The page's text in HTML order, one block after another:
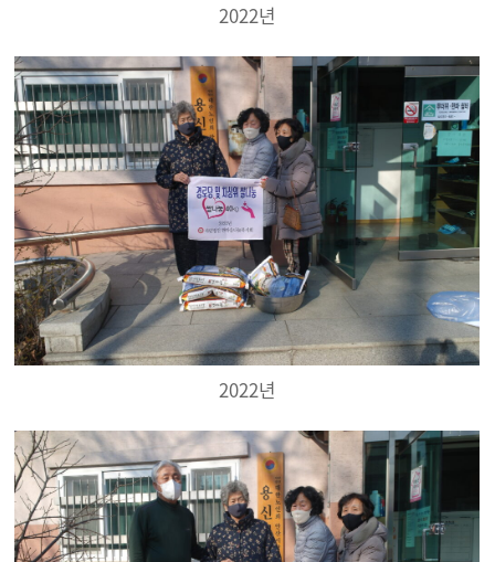
2022년
2022년